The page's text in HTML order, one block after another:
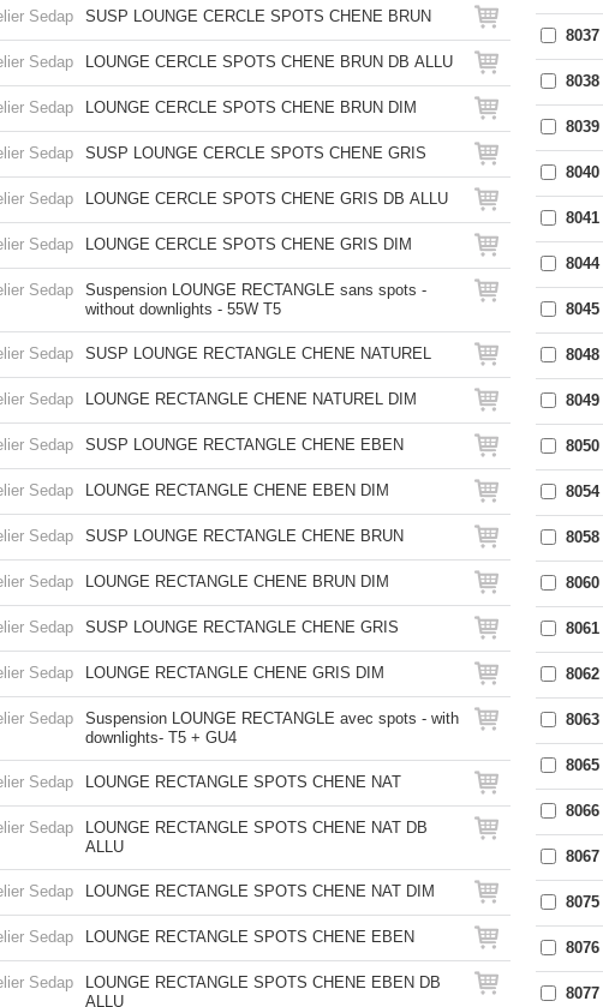
Sedap SUSP LOUNGE CERCLE SPOTS CHENE BRUN
Sedap LOUNGE CERCLE SPOTS CHENE BRUN DB ALLU
Sedap LOUNGE CERCLE SPOTS CHENE BRUN DIM
Sedap SUSP LOUNGE CERCLE SPOTS CHENE GRIS
Sedap LOUNGE CERCLE SPOTS CHENE GRIS DB ALLU
Sedap LOUNGE CERCLE SPOTS CHENE GRIS DIM
Sedap
Suspension LOUNGE RECTANGLE sans spots -
without downlights - 55W T5
Sedap SUSP LOUNGE RECTANGLE CHENE NATUREL
Sedap LOUNGE RECTANGLE CHENE NATUREL DIM
Sedap SUSP LOUNGE RECTANGLE CHENE EBEN
Sedap LOUNGE RECTANGLE CHENE EBEN DIM
Sedap SUSP LOUNGE RECTANGLE CHENE BRUN
Sedap LOUNGE RECTANGLE CHENE BRUN DIM
Sedap SUSP LOUNGE RECTANGLE CHENE GRIS
Sedap LOUNGE RECTANGLE CHENE GRIS DIM
Sedap
Suspension LOUNGE RECTANGLE avec spots - with
downlights- T5 + GU4
Sedap LOUNGE RECTANGLE SPOTS CHENE NAT
Sedap
LOUNGE RECTANGLE SPOTS CHENE NAT DB
ALLU
Sedap LOUNGE RECTANGLE SPOTS CHENE NAT DIM
Sedap LOUNGE RECTANGLE SPOTS CHENE EBEN
Sedap
LOUNGE RECTANGLE SPOTS CHENE EBEN DB
ALLU
8037
8038
8039
8040
8041
8044
8045
8048
8049
8050
8054
8058
8060
8061
8062
8063
8065
8066
8067
8075
8076
8077